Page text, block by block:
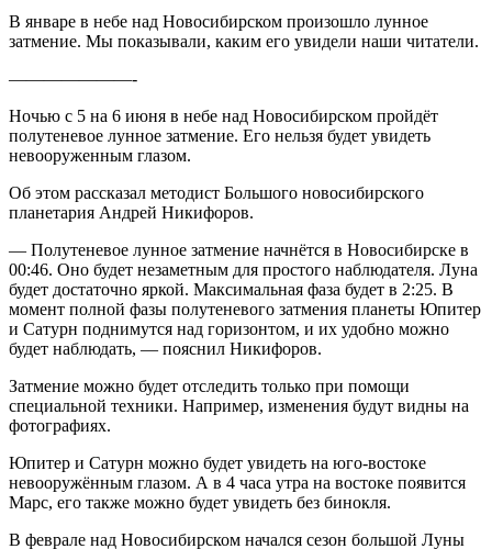
В январе в небе над Новосибирском произошло лунное
затмение. Мы показывали, каким его увидели наши читатели.
———————-
Ночью с 5 на 6 июня в небе над Новосибирском пройдёт
полутеневое лунное затмение. Его нельзя будет увидеть
невооруженным глазом.
Об этом рассказал методист Большого новосибирского
планетария Андрей Никифоров.
— Полутеневое лунное затмение начнётся в Новосибирске в
00:46. Оно будет незаметным для простого наблюдателя. Луна
будет достаточно яркой. Максимальная фаза будет в 2:25. В
момент полной фазы полутеневого затмения планеты Юпитер
и Сатурн поднимутся над горизонтом, и их удобно можно
будет наблюдать, — пояснил Никифоров.
Затмение можно будет отследить только при помощи
специальной техники. Например, изменения будут видны на
фотографиях.
Юпитер и Сатурн можно будет увидеть на юго-востоке
невооружённым глазом. А в 4 часа утра на востоке появится
Марс, его также можно будет увидеть без бинокля.
В феврале над Новосибирском начался сезон большой Луны